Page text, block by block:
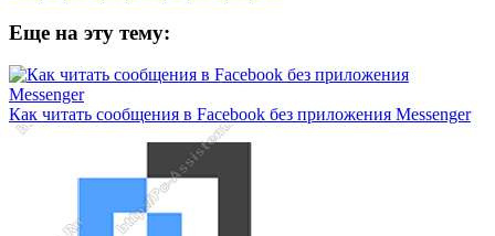
Еще на эту тему:
Как читать сообщения в Facebook без приложения Messenger